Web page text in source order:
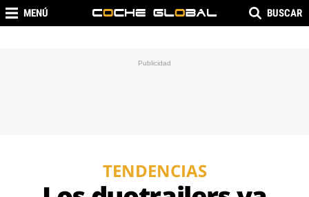
MENÚ BUSCAR
TENDENCIAS